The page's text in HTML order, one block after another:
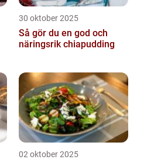
30 oktober 2025
Så gör du en god och
näringsrik chiapudding
02 oktober 2025